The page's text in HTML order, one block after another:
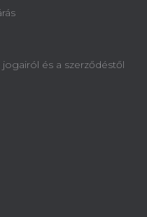
és a szerződéstől